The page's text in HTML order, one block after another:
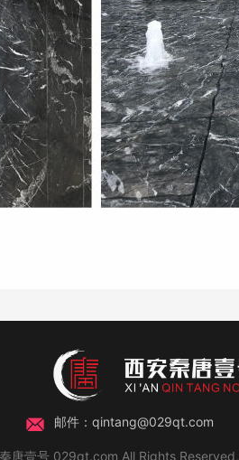
邮件：qintang@029qt.com
唐壹号 029qt.com All Rights Reserved,